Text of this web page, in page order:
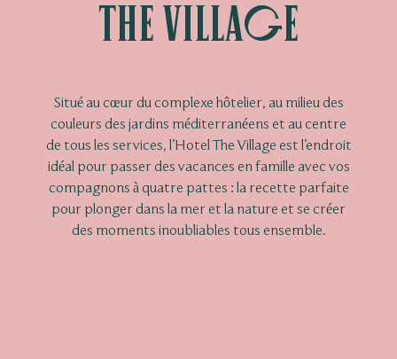
The Village
Situé au cœur du complexe hôtelier, au milieu des
couleurs des jardins méditerranéens et au centre
de tous les services, l’Hotel The Village est l’endroit
idéal pour passer des vacances en famille avec vos
compagnons à quatre pattes : la recette parfaite
pour plonger dans la mer et la nature et se créer
des moments inoubliables tous ensemble.